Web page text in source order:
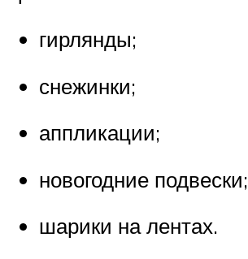
гирлянды;
снежинки;
аппликации;
новогодние подвески;
шарики на лентах.